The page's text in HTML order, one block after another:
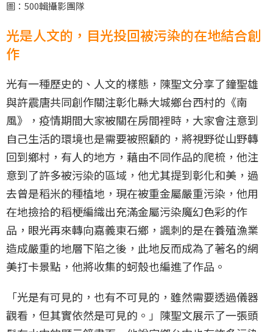
圖：500輯攝影團隊
光是人文的，目光投回被污染的在地結合創
作
光有一種歷史的、人文的樣態，陳聖文分享了鐘聖雄
與許震唐共同創作關注彰化縣大城鄉台西村的《南
風》，疫情期間大家被關在房間裡時，大家會注意到
自己生活的環境也是需要被照顧的，將視野從山野轉
回到鄉村，有人的地方，藉由不同作品的爬梳，他注
意到了許多被污染的區域，他尤其提到彰化和美，過
去曾是稻米的種植地，現在被重金屬嚴重污染，他用
在地撿拾的稻梗編織出充滿金屬污染魔幻色彩的作
品，眼光再來轉向嘉義東石鄉，諷刺的是在養殖漁業
造成嚴重的地層下陷之後，此地反而成為了著名的網
美打卡景點，他將收集的蚵殼也編進了作品。
「光是有可見的，也有不可見的，雖然需要透過儀器
觀看，但其實依然是可見的。」陳聖文展示了一張頭